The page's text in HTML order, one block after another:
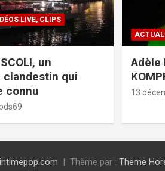
LIVE, CLIPS
un
clandestin qui
connu
Adèle
13
intimepop.com Thème par : Theme